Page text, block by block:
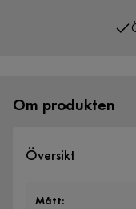
Om produkten
Översikt
Mått: